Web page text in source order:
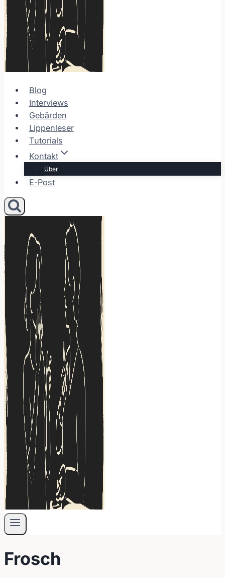
Blog
Interviews
Gebärden
Lippenleser
Tutorials
Kontakt
Über
E-Post
Frosch